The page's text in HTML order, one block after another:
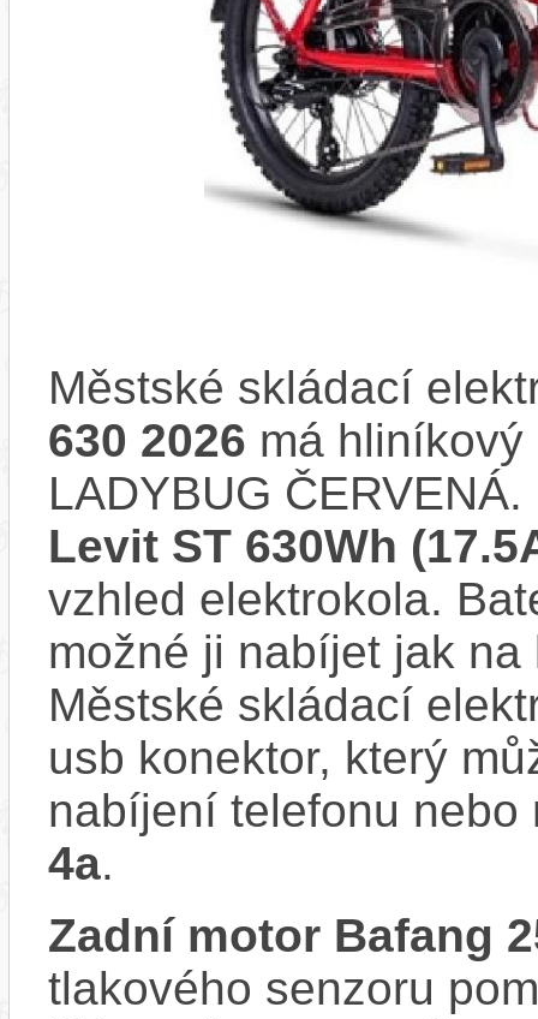
Městské skládací
630 2026 má
LADYBUG
Levit ST 630Wh
vzhled elektrokola.
možné ji nabíjet jak
Městské skládací
usb konektor, který
nabíjení telefonu
4a.
Zadní motor Bafang
tlakového senzoru